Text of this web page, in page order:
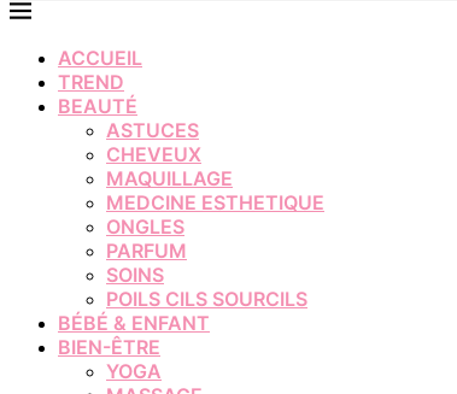
ACCUEIL
TREND
BEAUTÉ
ASTUCES
CHEVEUX
MAQUILLAGE
MEDCINE ESTHETIQUE
ONGLES
PARFUM
SOINS
POILS CILS SOURCILS
BÉBÉ & ENFANT
BIEN-ÊTRE
YOGA